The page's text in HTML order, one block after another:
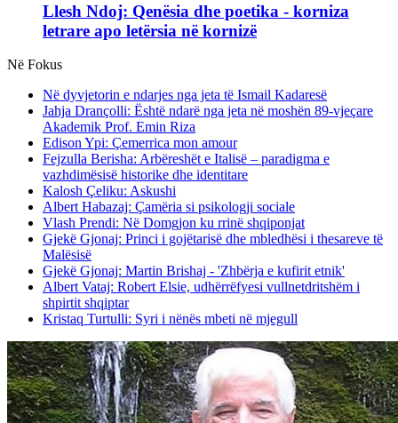
Llesh Ndoj: Qenësia dhe poetika - korniza
letrare apo letërsia në kornizë
Në Fokus
Në dyvjetorin e ndarjes nga jeta të Ismail Kadaresë
Jahja Drançolli: Është ndarë nga jeta në moshën 89-vjeçare
Akademik Prof. Emin Riza
Edison Ypi: Çemerrica mon amour
Fejzulla Berisha: Arbëreshët e Italisë – paradigma e
vazhdimësisë historike dhe identitare
Kalosh Çeliku: Askushi
Albert Habazaj: Çamëria si psikologji sociale
Vlash Prendi: Në Domgjon ku rrinë shqiponjat
Gjekë Gjonaj: Princi i gojëtarisë dhe mbledhësi i thesareve të
Malësisë
Gjekë Gjonaj: Martin Brishaj - 'Zhbërja e kufirit etnik'
Albert Vataj: Robert Elsie, udhërrëfyesi vullnetdritshëm i
shpirtit shqiptar
Kristaq Turtulli: Syri i nënës mbeti në mjegull